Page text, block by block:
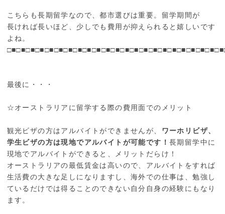
こちらも長期留学なので、都市選びは重要。留学期間が
長ければ長いほど、少しでも費用が抑えられると嬉しいです
よね。
最後に・・・
☆オーストラリアに留学する際の費用面でのメリット
観光ビザの方はアルバイトができませんが、
ワーホリビザ、
学生ビザの方は現地でアルバイトが可能です！ 長期留学中に
現地でアルバイトができると、メリットだらけ！
オーストラリアの最低賃金は高いので、アルバイトをすれば
生活費の大きな足しになりますし、海外での仕事は、勉強し
ているだけでは得ることのできない自分自身の経験にもなり
ます。